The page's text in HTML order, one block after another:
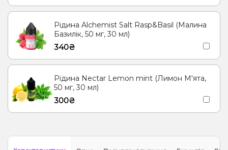
Рідина Alchemist Salt Rasp&Basil (Малина
Базилік, 50 мг, 30 мл)
340₴
Рідина Nectar Lemon mint (Лимон М'ята,
50 мг, 30 мл)
300₴